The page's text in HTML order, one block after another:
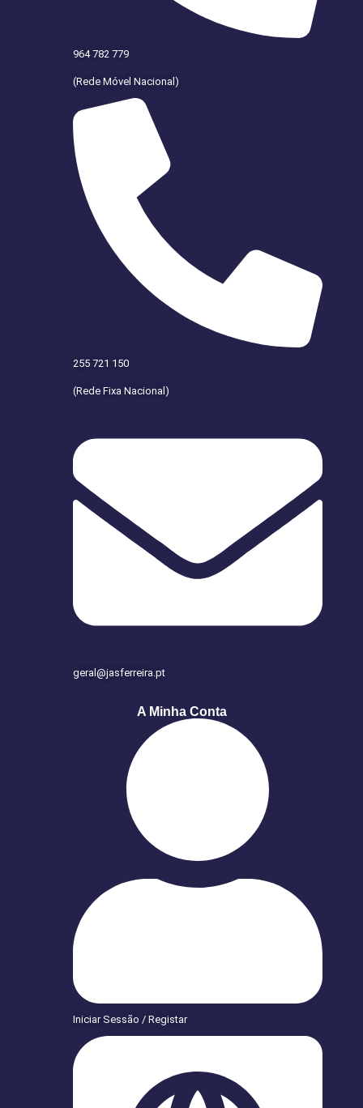
964 782 779
(Rede Móvel Nacional)
255 721 150
(Rede Fixa Nacional)
geral@jasferreira.pt
A Minha Conta
Iniciar Sessão / Registar